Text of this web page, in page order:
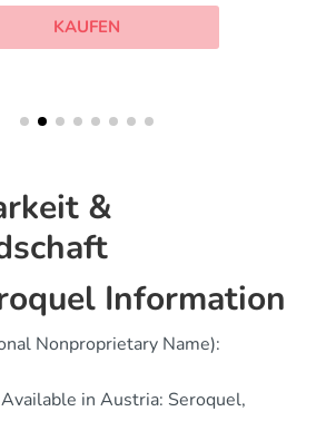
KAUFEN
&
Information
Nonproprietary Name):
in Austria: Seroquel,